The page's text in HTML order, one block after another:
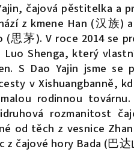
čajová pěstitelka a
z kmene Han (汉族)
思茅). V roce 2014 se
Shenga, který
S Dao Yajin jsme se
v Xishuangbanně,
rodinnou
rozmanitost
od těch z vesnice
z čajové hory Bada (巴达